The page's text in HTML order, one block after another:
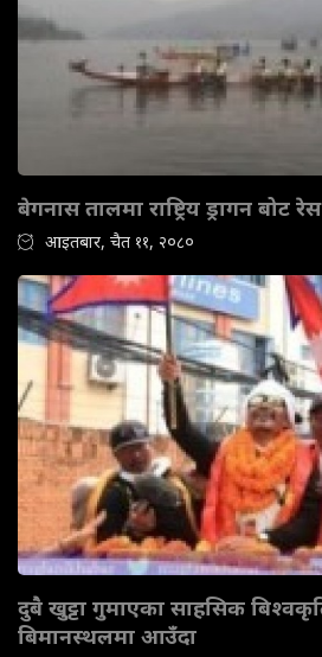
बेगनास तालमा राष्ट्रिय ड्रागन बोट
आइतबार, चैत ११, २०८०
दुबै खुट्टा गुमाएका साहसिक
बिमानस्थलमा आउँदा